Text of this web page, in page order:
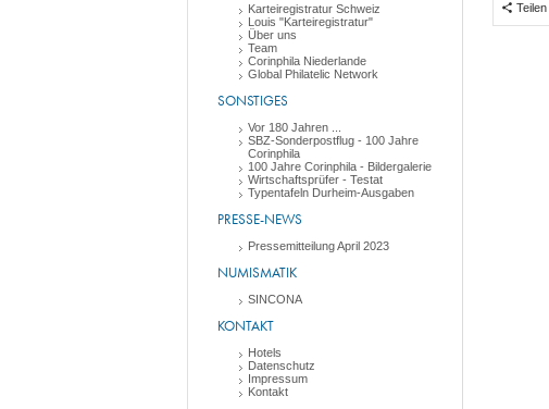
Karteiregistratur Schweiz
Louis "Karteiregistratur"
Über uns
Team
Corinphila Niederlande
Global Philatelic Network
SONSTIGES
Vor 180 Jahren ...
SBZ-Sonderpostflug - 100 Jahre
Corinphila
100 Jahre Corinphila - Bildergalerie
Wirtschaftsprüfer - Testat
Typentafeln Durheim-Ausgaben
PRESSE-NEWS
Pressemitteilung April 2023
NUMISMATIK
SINCONA
KONTAKT
Hotels
Datenschutz
Impressum
Kontakt
Teilen